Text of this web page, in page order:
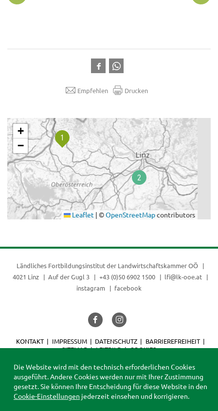
Empfehlen Drucken
.
+
−
Leaflet | ©OpenStreetMapcontributors
Ländliches Fortbildungsinstitut der Landwirtschaftskammer OÖ
4021 Linz
Auf der Gugl 3 +43 (0)50 6902 1500
lfi@lk-ooe.at
instagram
facebook
KONTAKT IMPRESSUM DATENSCHUTZ
BARRIEREFREIHEIT
SITEMAP
LEITBILD COOKIES
Die Website wird mit den technisch erforderlichen Cookies
ausgeführt. Andere Cookies werden nur mit Ihrer Zustimmung
gesetzt. Sie können Ihre Entscheidung für diese Website in den
Cookie-Einstellungen jederzeit einsehen und korrigieren.